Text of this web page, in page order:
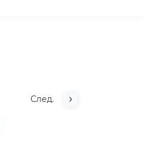
След.